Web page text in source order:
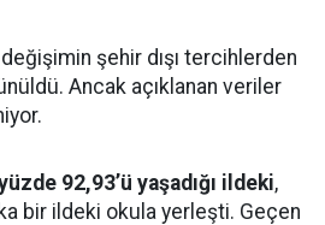
şehir dışı tercihlerden
Ancak açıklanan veriler
92,93’ü yaşadığı ildeki,
bir ildeki okula yerleşti. Geçen